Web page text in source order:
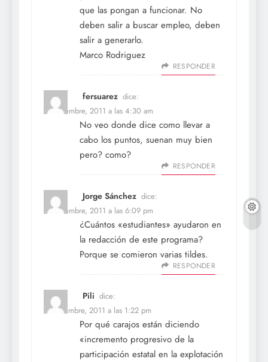
que las pongan a funcionar. No
deben salir a buscar empleo, deben
salir a generarlo.
Marco Rodriguez
RESPONDER
fersuarez dice:
4 noviembre, 2011 a las 4:30 am
No veo donde dice como llevar a
cabo los puntos, suenan muy bien
pero? como?
RESPONDER
Jorge Sánchez dice:
4 noviembre, 2011 a las 6:09 pm
¿Cuántos «estudiantes» ayudaron en
la redacción de este programa?
Porque se comieron varias tildes.
RESPONDER
Pili dice:
6 noviembre, 2011 a las 1:22 pm
Por qué carajos están diciendo
«incremento progresivo de la
participación estatal en la explotación